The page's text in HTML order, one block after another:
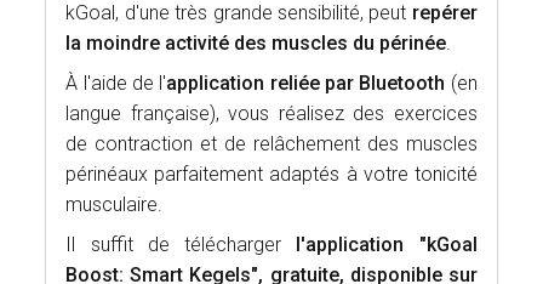
kGoal, d'une très grande sensibilité, peut repérer
la moindre activité des muscles du périnée.
À l'aide de l'application reliée par Bluetooth (en
langue française), vous réalisez des exercices
de contraction et de relâchement des muscles
périnéaux parfaitement adaptés à votre tonicité
musculaire.
Il suffit de télécharger
l'application "kGoal
Boost: Smart Kegels", gratuite, disponible sur